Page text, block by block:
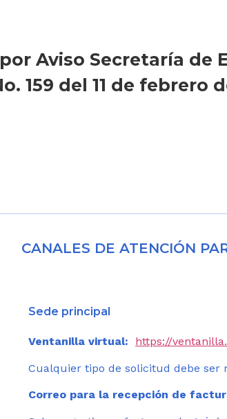
Aviso Secretaría de
159 del 11 de febrero
CANALES DE ATENCIÓN
Sede principal
Ventanilla virtual: https://
Cualquier tipo de solicitud debe ser
Correo para la recepción de